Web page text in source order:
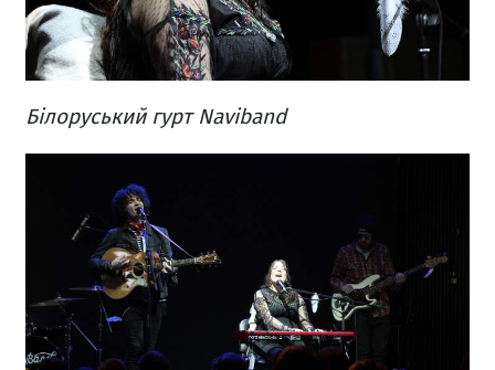
Білоруський гурт Naviband